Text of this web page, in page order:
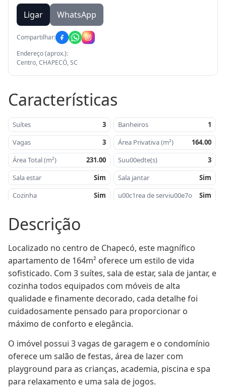
Ligar WhatsApp
Compartilhar:
Endereço (aprox.):
Centro, CHAPECÓ, SC
Características
Suítes 3 Banheiros
1
Vagas
3 Área Privativa (m²)
164.00
Área Total (m²)
231.00 Suu00edte(s)
3
Sala estar
Sim Sala jantar
Sim
Cozinha
Sim u00c1rea de serviu00e7o
Sim
Orientau00e7u00e3o
Solar
Norte Salu00e3o de festas
u00c1rea de lazer Sim Playground
Academia
Sim Piscina
Sacada
Sim Gu00e1s central
Portu00e3o eletru00f4nico
Sim
Descrição
Localizado no centro de Chapecó, este magnífico
apartamento de 164m² oferece um estilo de vida
sofisticado. Com 3 suítes, sala de estar, sala de jantar, e
cozinha todos equipados com móveis de alta
qualidade e finamente decorado, cada detalhe foi
cuidadosamente pensado para proporcionar o
máximo de conforto e elegância.
O imóvel possui 3 vagas de garagem e o condomínio
oferece um salão de festas, área de lazer com
playground para as crianças, academia, piscina e spa
para relaxamento e uma sala de jogos.